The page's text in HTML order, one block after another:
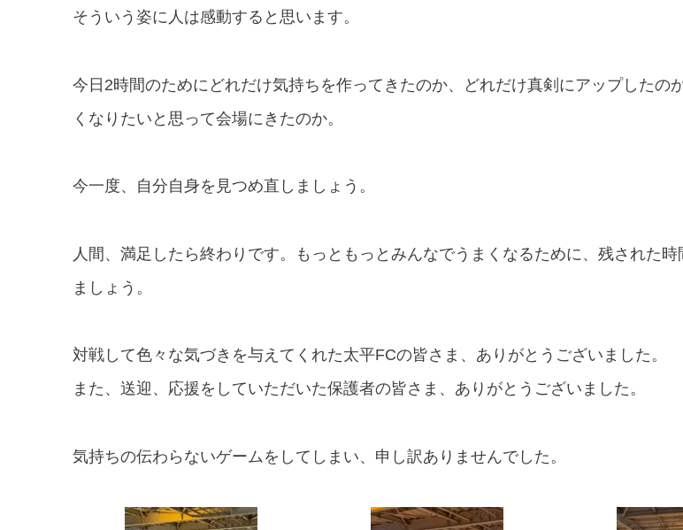
そういう姿に人は感動すると思います。
今日2時間のためにどれだけ気持ちを作ってきたのか、どれだけ真剣にアップしたの
くなりたいと思って会場にきたのか。
今一度、自分自身を見つめ直しましょう。
人間、満足したら終わりです。
もっともっとみんなでうまくなるために、残された
ましょう。
対戦して色々な気づきを与えてくれた太平FCの皆さま、ありがとうございました。
また、送迎、応援をしていただいた保護者の皆さま、ありがとうございました。
気持ちの伝わらないゲームをしてしまい、申し訳ありませんでした。